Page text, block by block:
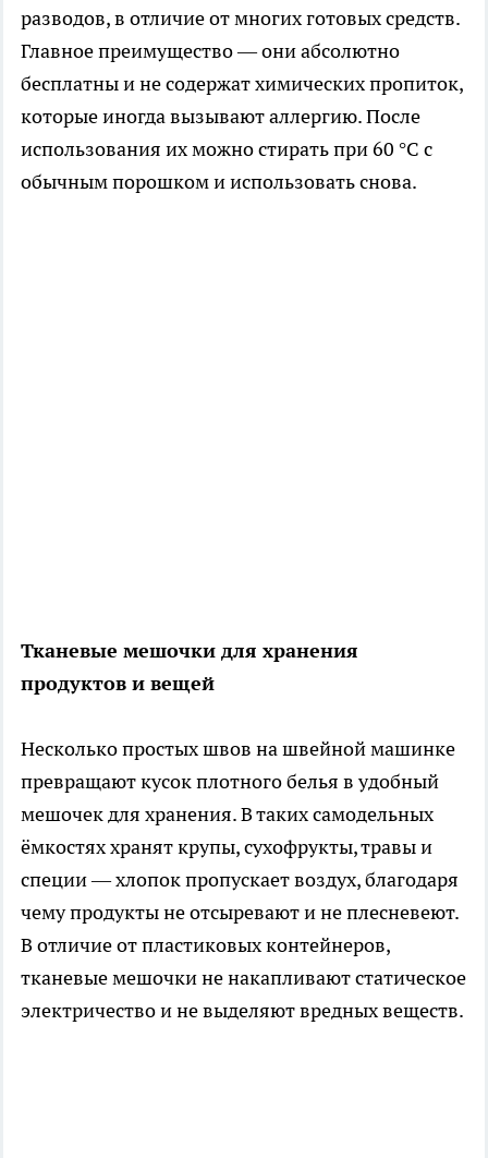
разводов, в отличие от многих готовых средств.
Главное преимущество — они абсолютно
бесплатны и не содержат химических пропиток,
которые иногда вызывают аллергию. После
использования их можно стирать при 60 °C с
обычным порошком и использовать снова.
Тканевые мешочки для хранения
продуктов и вещей
Несколько простых швов на швейной машинке
превращают кусок плотного белья в удобный
мешочек для хранения. В таких самодельных
ёмкостях хранят крупы, сухофрукты, травы и
специи — хлопок пропускает воздух, благодаря
чему продукты не отсыревают и не плесневеют.
В отличие от пластиковых контейнеров,
тканевые мешочки не накапливают статическое
электричество и не выделяют вредных веществ.